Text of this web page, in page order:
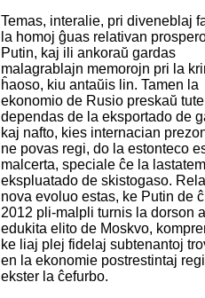
Temas, interalie, pri diveneblaj
la homoj ĝuas relativan
Putin, kaj ili ankoraŭ gardas
malagrablajn memorojn pri la
ĥaoso, kiu antaŭis lin. Tamen la
ekonomio de Rusio preskaŭ tute
dependas de la eksportado de
kaj nafto, kies internacian
ne povas regi, do la estonteco
malcerta, speciale ĉe la
ekspluatado de skistogaso.
nova evoluo estas, ke Putin de
2012 pli-malpli turnis la dorson
edukita elito de Moskvo,
ke liaj plej fidelaj subtenantoj
en la ekonomie postrestintaj
ekster la ĉefurbo.